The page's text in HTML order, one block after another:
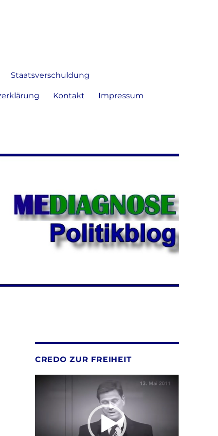
Staatsverschuldung
Kontakt Impressum
CREDO ZUR FREIHEIT